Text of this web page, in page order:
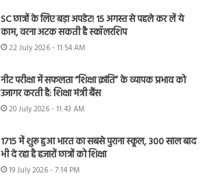
SC छात्रों के लिए बड़ा अपडेट! 15 अगस्त से पहले कर लें ये
काम, वरना अटक सकती है स्कॉलरशिप
22 July 2026 - 11:54 AM
नीट परीक्षा में सफलता “शिक्षा क्रांति” के व्यापक प्रभाव को
उजागर करती है: शिक्षा मंत्री बैंस
20 July 2026 - 11:43 AM
1715 में शुरू हुआ भारत का सबसे पुराना स्कूल, 300 साल बाद
भी दे रहा है हजारों छात्रों को शिक्षा
19 July 2026 - 7:14 PM